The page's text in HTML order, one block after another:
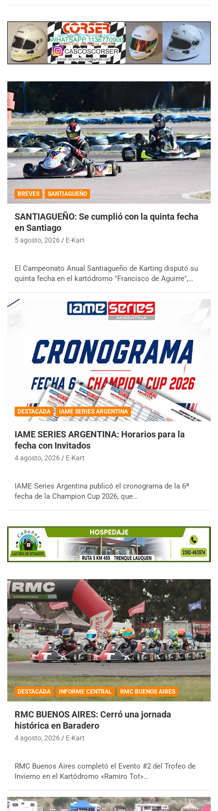
BREVES SANTIAGUEÑO
SANTIAGUEÑO: Se cumplió con la quinta fecha
en Santiago
5 agosto, 2026 E-Kart
El Campeonato Anual Santiagueño de Karting disputó su
quinta fecha en el kartódromo "Francisco de Aguirre",…
DESTACADA IAME SERIES ARGENTINA
IAME SERIES ARGENTINA: Horarios para la
fecha con Invitados
4 agosto, 2026 E-Kart
IAME Series Argentina publicó el cronograma de la 6ª
fecha de la Champion Cup 2026, que…
DESTACADA INFORME CENTRAL RMC BUENOS AIRES
RMC BUENOS AIRES: Cerró una jornada
histórica en Baradero
4 agosto, 2026 E-Kart
RMC Buenos Aires completó el Evento #2 del Trofeo de
Invierno en el Kartódromo «Ramiro Tot»…